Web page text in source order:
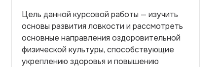
Цель данной курсовой работы — изучить
основы развития ловкости и рассмотреть
основные направления оздоровительной
физической культуры, способствующие
укреплению здоровья и повышению